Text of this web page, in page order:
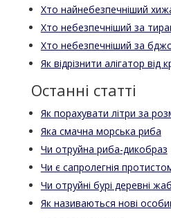
Хто найнебезпечніший
Хто небезпечніший за
Хто небезпечніший за
Як відрізнити алігатор від
Останні статті
Як порахувати літри за
Яка смачна морська риба
Чи отруйна риба-дикобраз
Чи є сапролегнія
Чи отруйні бурі деревні
Як називаються нові